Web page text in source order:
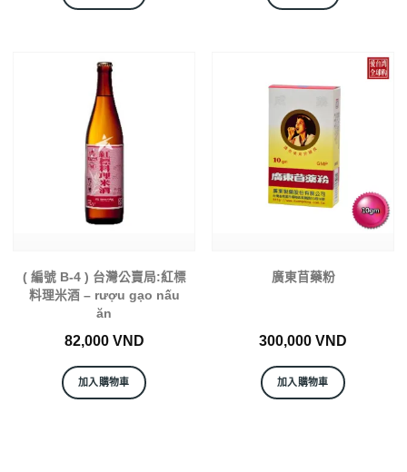
( 編號 B-4 ) 台灣公賣局:紅標
料理米酒 – rượu gạo nấu
ăn
82,000 VND
加入購物車
廣東苜藥粉
300,000 VND
加入購物車